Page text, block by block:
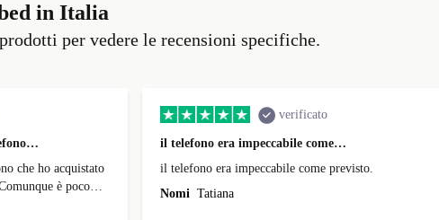
in Italia
per vedere le recensioni specifiche.
che ho acquistato
è poco
piu avanti.
verificato
il telefono era impeccabile come…
il telefono era impeccabile come previsto.
Nomi Tatiana